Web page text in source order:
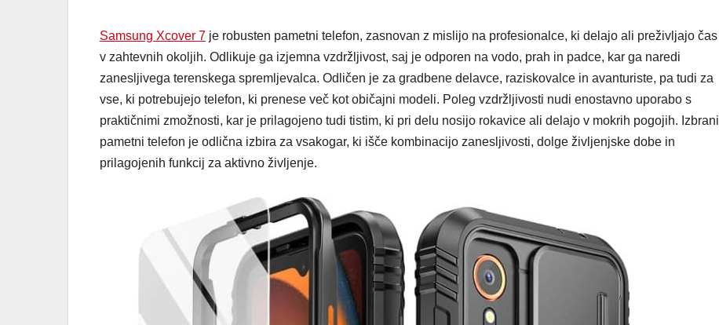
Samsung Xcover 7 je robusten pametni telefon, zasnovan z mislijo na profesionalce, ki delajo ali preživljajo čas
v zahtevnih okoljih. Odlikuje ga izjemna vzdržljivost, saj je odporen na vodo, prah in padce, kar ga naredi
zanesljivega terenskega spremljevalca. Odličen je za gradbene delavce, raziskovalce in avanturiste, pa tudi za
vse, ki potrebujejo telefon, ki prenese več kot običajni modeli. Poleg vzdržljivosti nudi enostavno uporabo s
praktičnimi zmožnosti, kar je prilagojeno tudi tistim, ki pri delu nosijo rokavice ali delajo v mokrih pogojih. Izbrani
pametni telefon je odlična izbira za vsakogar, ki išče kombinacijo zanesljivosti, dolge življenjske dobe in
prilagojenih funkcij za aktivno življenje.